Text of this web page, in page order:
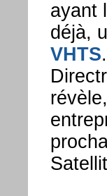
ayant
déjà,
VHTS
révèle,